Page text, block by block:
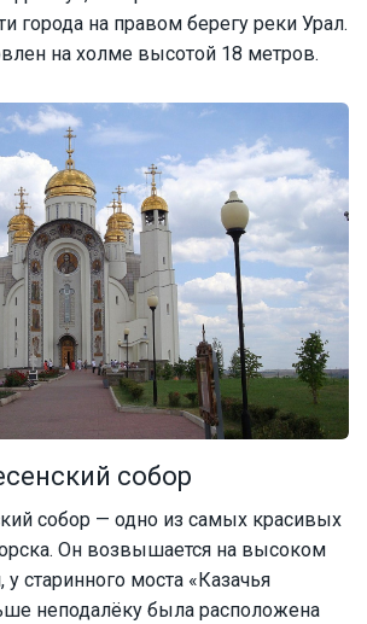
города на правом берегу реки Урал.
на холме высотой 18 метров.
собор
собор — одно из самых красивых
Он возвышается на высоком
у старинного моста «Казачья
неподалёку была расположена